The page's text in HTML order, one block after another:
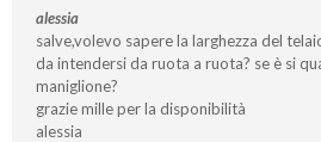
alessia
salve,volevo sapere la larghezza del
da intendersi da ruota a ruota? se è si
maniglione?
grazie mille per la disponibilità
alessia